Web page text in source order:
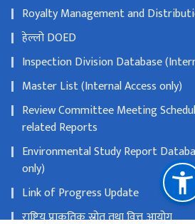
Royalty Management and
हेल्लो DOED
Inspection Division Database
Master List (Internal Access only)
Review Committee Meeting
related Reports
Environmental Study Report
only)
Link of Progress Update
राष्ट्रिय प्राकृतिक स्रोत तथा वित्त आयोग